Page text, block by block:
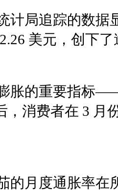
计局追踪的数据
美元，创下
胀的重要指标
，消费者在 3 月
的月度通胀率